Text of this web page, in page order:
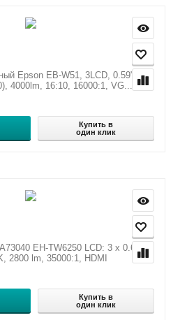
Epson EB-W51, 3LCD, 0.59"
4000lm, 16:10, 16000:1, VG...
Купить в
один клик
EH-TW6250 LCD: 3 х 0.61",
2800 lm, 35000:1, HDMI
Купить в
один клик